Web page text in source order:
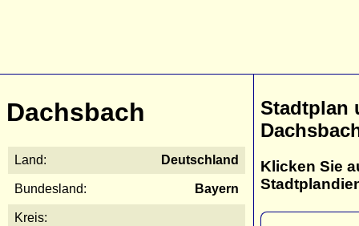
Dachsbach
Land: Deutschland
Bundesland: Bayern
Kreis:
Stadtplan
Klicken Sie